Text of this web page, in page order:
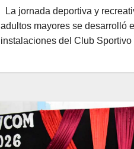
La jornada deportiva y
adultos mayores se desarrolló
instalaciones del Club